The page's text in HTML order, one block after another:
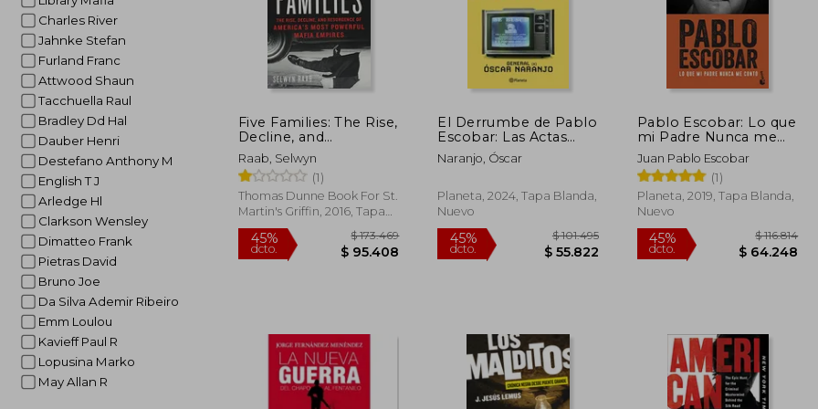
Charles River
Jahnke Stefan
Furland Franc
Attwood Shaun
Tacchuella Raul
Bradley Dd Hal
Dauber Henri
Destefano Anthony M
English T J
Arledge Hl
Clarkson Wensley
Dimatteo Frank
Pietras David
Bruno Joe
Da Silva Ademir Ribeiro
Emm Loulou
Kavieff Paul R
Lopusina Marko
May Allan R
Five Families: The Rise,
Decline, and
Resurgence of
America'S Most
Powerful Mafia
Empires (en Inglés)
Raab, Selwyn
(1)
Thomas Dunne Book For St.
Martin's Griffin, 2016, Tapa
Blanda, Nuevo
45%
dcto.
El Derrumbe de Pablo
Escobar: Las Actas
Secretas de la
Persecución Al Capo
Fall of Pablo Escobar
Naranjo, Óscar
Planeta, 2024, Tapa Blanda,
Nuevo
45%
dcto.
Pablo Escobar: Lo que
mi Padre Nunca me
Contó (Divulgación)
Juan Pablo Escobar
(1)
Planeta, 2019, Tapa Blanda,
Nuevo
45%
dcto.